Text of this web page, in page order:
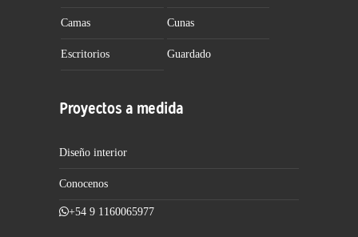
Camas Cunas
Escritorios Guardado
Proyectos a medida
Diseño interior
Conocenos
+54 9 1160065977